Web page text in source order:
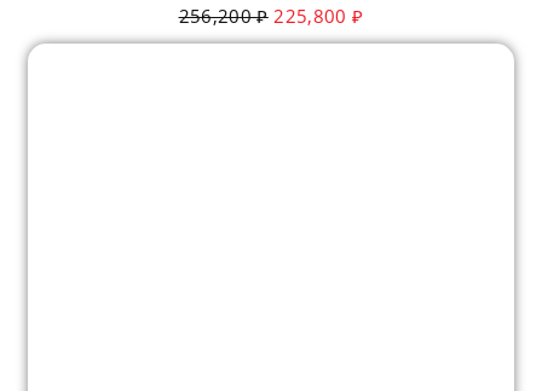
256,200₽ 225,800₽